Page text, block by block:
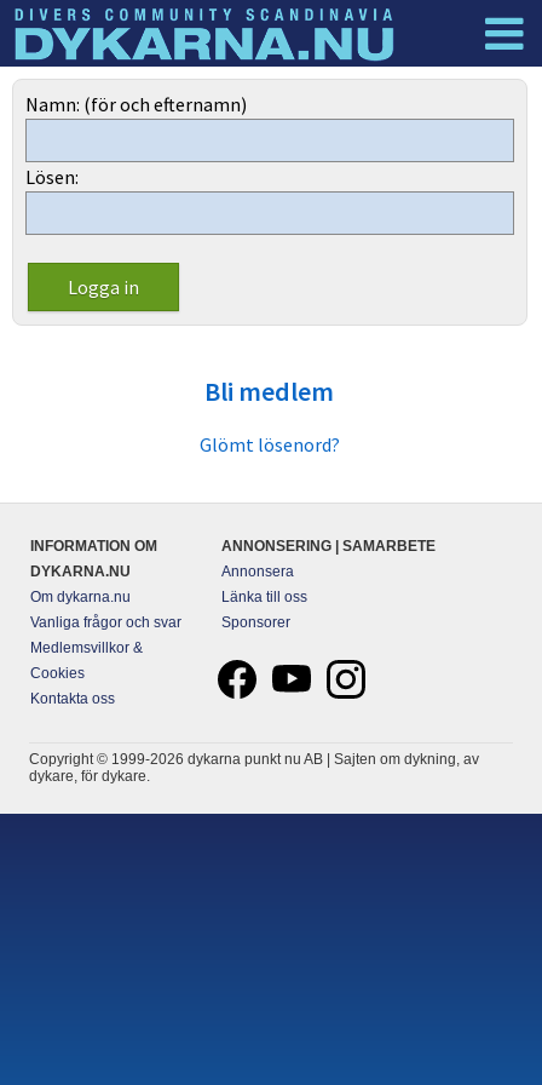
Dyknyheter
Namn: (för och efternamn)
Lösen:
Bli medlem
Glömt lösenord?
INFORMATION OM
DYKARNA.NU
Om dykarna.nu
Vanliga frågor och svar
Medlemsvillkor &
Cookies
Kontakta oss
ANNONSERING | SAMARBETE
Annonsera
Länka till oss
Sponsorer
Copyright © 1999-2026 dykarna punkt nu AB | Sajten om dykning, av
dykare, för dykare.